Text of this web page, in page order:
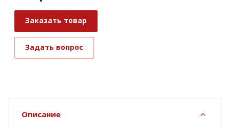
Заказать товар
Задать вопрос
Описание